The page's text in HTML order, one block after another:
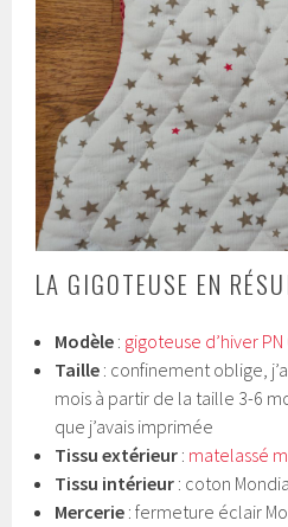
LA GIGOTEUSE EN
Modèle : gigoteuse d’hiver
Taille : confinement oblige,
mois à partir de la taille 3-6
que j’avais imprimée
Tissu extérieur : matelassé
Tissu intérieur : coton
Mercerie : fermeture éclair